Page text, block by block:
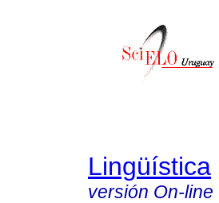
Lingüística
versión On-line